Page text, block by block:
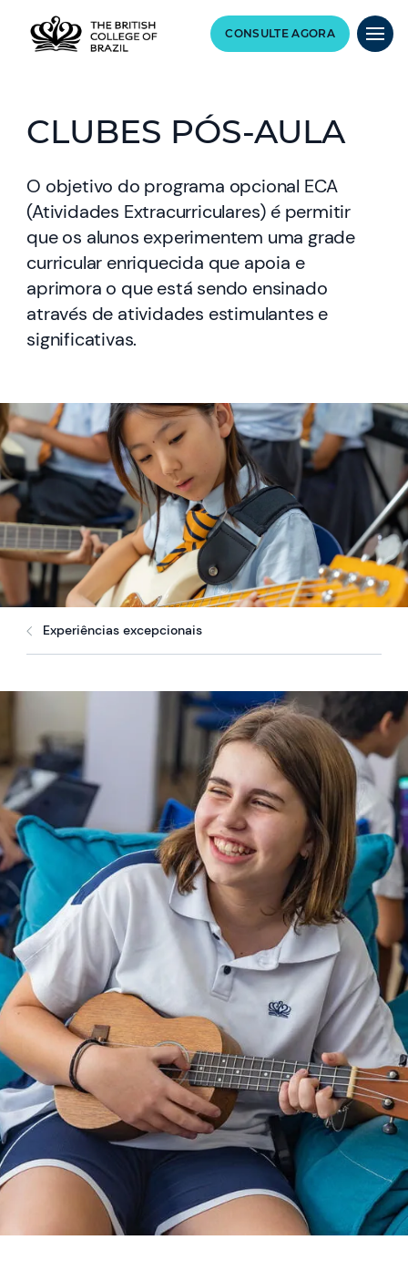
CONSULTE AGORA
CLUBES PÓS-AULA
O objetivo do programa opcional ECA
(Atividades Extracurriculares) é permitir
que os alunos experimentem uma grade
curricular enriquecida que apoia e
aprimora o que está sendo ensinado
através de atividades estimulantes e
significativas.
Experiências excepcionais